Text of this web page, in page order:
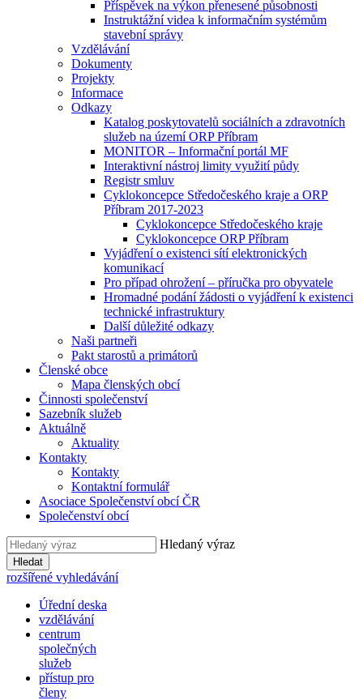
Příspěvek na výkon přenesené působnosti
Instruktážní videa k informačním systémům
stavební správy
Vzdělávání
Dokumenty
Projekty
Informace
Odkazy
Katalog poskytovatelů sociálních a zdravotních
služeb na území ORP Příbram
MONITOR – Informační portál MF
Interaktivní nástroj limity využití půdy
Registr smluv
Cyklokoncepce Středočeského kraje a ORP
Příbram 2017-2023
Cyklokoncepce Středočeského kraje
Cyklokoncepce ORP Příbram
Vyjádření o existenci sítí elektronických
komunikací
Pro případ ohrožení – příručka pro obyvatele
Hromadné podání žádosti o vyjádření k existenci
technické infrastruktury
Další důležité odkazy
Naši partneři
Pakt starostů a primátorů
Členské obce
Mapa členských obcí
Činnosti společenství
Sazebník služeb
Aktuálně
Aktuality
Kontakty
Kontakty
Kontaktní formulář
Asociace Společenství obcí ČR
Společenství obcí
Hledaný výraz
Hledat
rozšířené vyhledávání
Úřední deska
vzdělávání
centrum
společných
služeb
přístup pro
členy